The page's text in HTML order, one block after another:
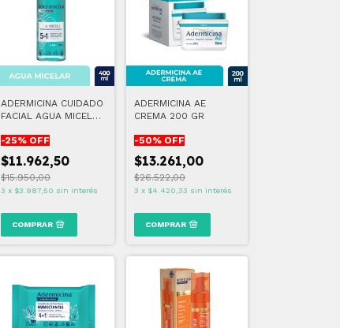
ADERMICINA CUIDADO
FACIAL AGUA MICELAR
-25% OFF
$11.962,50
$15.950,00
3 x $3.987,50 sin interés
ADERMICINA AE
CREMA 200 GR
-50% OFF
$13.261,00
$26.522,00
3 x $4.420,33 sin interés